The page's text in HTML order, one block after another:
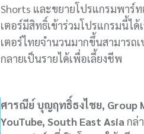
Shorts และขยายโปรแกรมพาร์ท
เตอร์มีสิทธิ์เข้าร่วมโปรแกรมนี้ได้
เตอร์ไทยจำนวนมากขึ้นสามาร
กลายเป็นรายได้เพื่อเลี้ยงชีพ
ศารณีย์ บุญฤทธิ์ธงไชย, Group
YouTube, South East Asia กล่